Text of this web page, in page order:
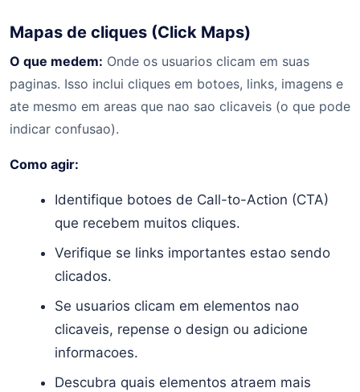
Mapas de cliques (Click Maps)
O que medem: Onde os usuarios clicam em suas
paginas. Isso inclui cliques em botoes, links, imagens e
ate mesmo em areas que nao sao clicaveis (o que pode
indicar confusao).
Como agir:
Identifique botoes de Call-to-Action (CTA)
que recebem muitos cliques.
Verifique se links importantes estao sendo
clicados.
Se usuarios clicam em elementos nao
clicaveis, repense o design ou adicione
informacoes.
Descubra quais elementos atraem mais